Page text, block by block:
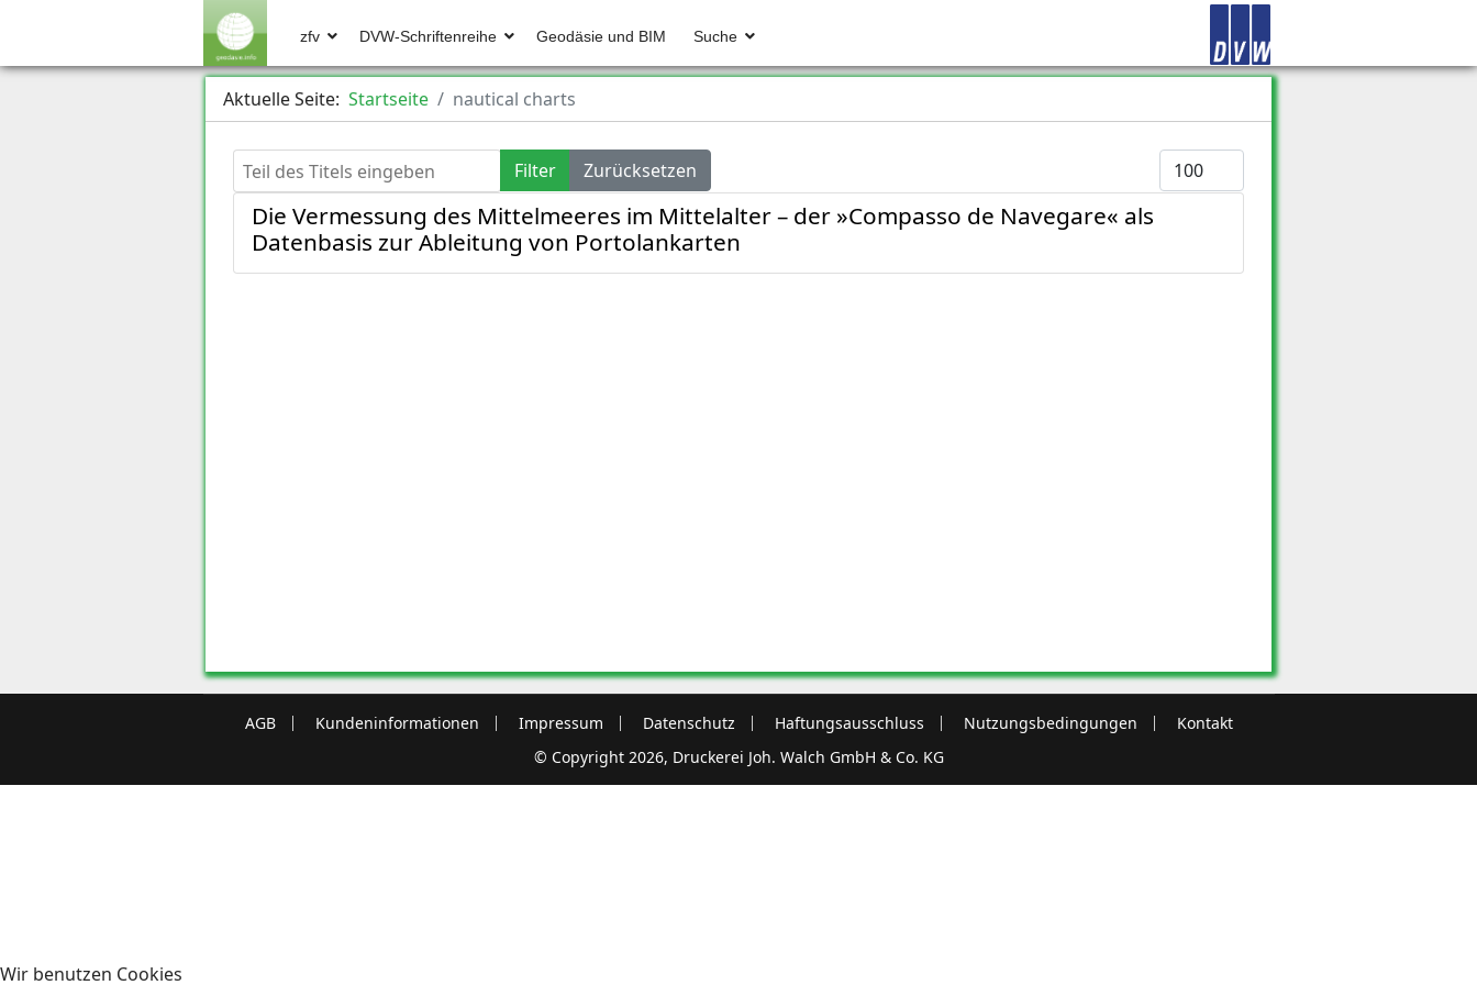
zfv DVW-Schriftenreihe Geodäsie und BIM Suche
Aktuelle Seite: Startseite nautical charts
Teil des Titels eingeben Filter Zurücksetzen Anzeige #
Die Vermessung des Mittelmeeres im Mittelalter – der »Compasso de Navegare« als
Datenbasis zur Ableitung von Portolankarten
AGB Kundeninformationen Impressum Datenschutz Haftungsausschluss Nutzungsbedingungen
Kontakt
© Copyright 2026, Druckerei Joh. Walch GmbH & Co. KG
Wir benutzen Cookies